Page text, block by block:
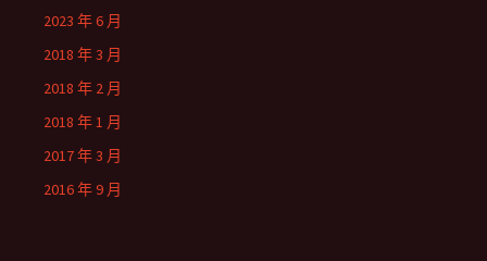
2023 年 6 月
2018 年 3 月
2018 年 2 月
2018 年 1 月
2017 年 3 月
2016 年 9 月